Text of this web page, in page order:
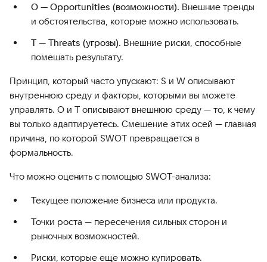
O — Opportunities (возможности). Внешние тренды
и обстоятельства, которые можно использовать.
T — Threats (угрозы). Внешние риски, способные
помешать результату.
Принцип, который часто упускают: S и W описывают
внутреннюю среду и факторы, которыми вы можете
управлять. O и T описывают внешнюю среду — то, к чему
вы только адаптируетесь. Смешение этих осей — главная
причина, по которой SWOT превращается в
формальность.
Что можно оценить с помощью SWOT-анализа:
Текущее положение бизнеса или продукта.
Точки роста — пересечения сильных сторон и
рыночных возможностей.
Риски, которые еще можно купировать.